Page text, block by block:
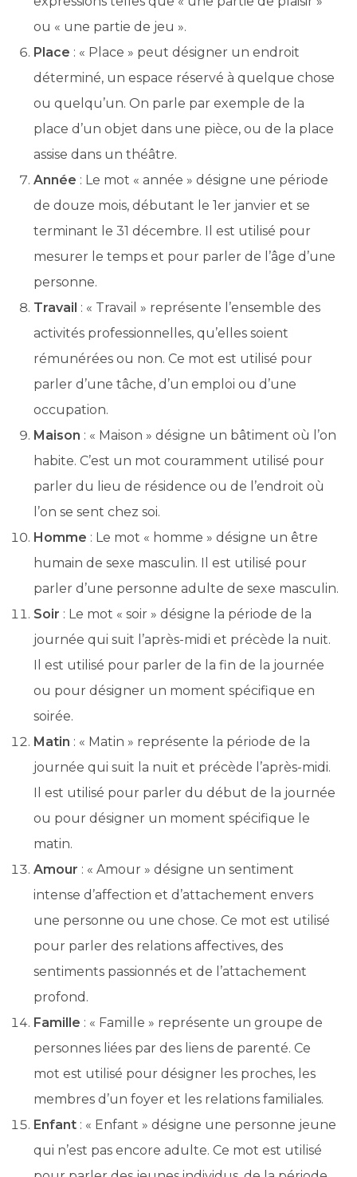
ou « une partie de jeu ».
Place : « Place » peut désigner un endroit
déterminé, un espace réservé à quelque chose
ou quelqu’un. On parle par exemple de la
place d’un objet dans une pièce, ou de la place
assise dans un théâtre.
Année : Le mot « année » désigne une période
de douze mois, débutant le 1er janvier et se
terminant le 31 décembre. Il est utilisé pour
mesurer le temps et pour parler de l’âge d’une
personne.
Travail : « Travail » représente l’ensemble des
activités professionnelles, qu’elles soient
rémunérées ou non. Ce mot est utilisé pour
parler d’une tâche, d’un emploi ou d’une
occupation.
Maison : « Maison » désigne un bâtiment où l’on
habite. C’est un mot couramment utilisé pour
parler du lieu de résidence ou de l’endroit où
l’on se sent chez soi.
Homme : Le mot « homme » désigne un être
humain de sexe masculin. Il est utilisé pour
parler d’une personne adulte de sexe masculin.
Soir : Le mot « soir » désigne la période de la
journée qui suit l’après-midi et précède la nuit.
Il est utilisé pour parler de la fin de la journée
ou pour désigner un moment spécifique en
soirée.
Matin : « Matin » représente la période de la
journée qui suit la nuit et précède l’après-midi.
Il est utilisé pour parler du début de la journée
ou pour désigner un moment spécifique le
matin.
Amour : « Amour » désigne un sentiment
intense d’affection et d’attachement envers
une personne ou une chose. Ce mot est utilisé
pour parler des relations affectives, des
sentiments passionnés et de l’attachement
profond.
Famille : « Famille » représente un groupe de
personnes liées par des liens de parenté. Ce
mot est utilisé pour désigner les proches, les
membres d’un foyer et les relations familiales.
Enfant : « Enfant » désigne une personne jeune
qui n’est pas encore adulte. Ce mot est utilisé